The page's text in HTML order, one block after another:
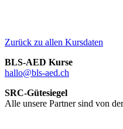
Zurück zu allen Kursdaten
BLS-AED Kurse
hallo@bls-aed.ch
SRC-Gütesiegel
Alle unsere Partner sind von